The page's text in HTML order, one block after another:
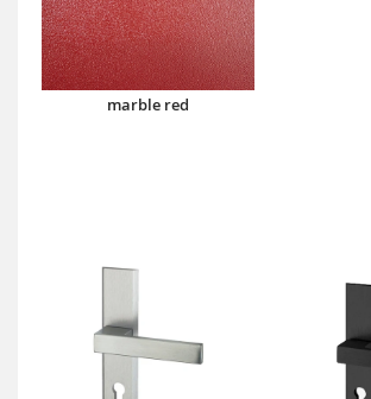
marble red